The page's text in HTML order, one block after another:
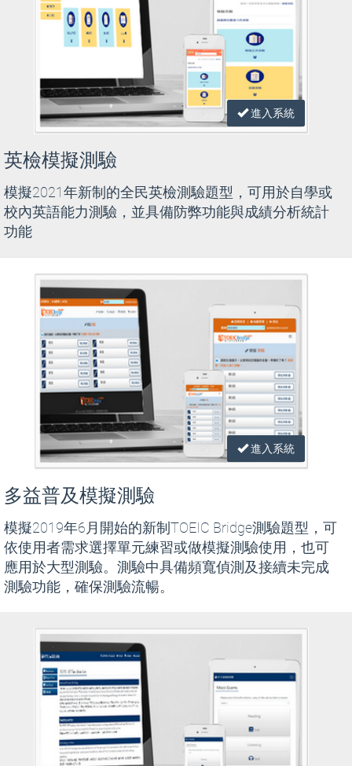
進入系統
英檢模擬測驗
模擬2021年新制的全民英檢測驗題型，可用於自學或
校內英語能力測驗，並具備防弊功能與成績分析統計
功能
進入系統
多益普及模擬測驗
模擬2019年6月開始的新制TOEIC Bridge測驗題型，可
依使用者需求選擇單元練習或做模擬測驗使用，也可
應用於大型測驗。測驗中具備頻寬偵測及接續未完成
測驗功能，確保測驗流暢。